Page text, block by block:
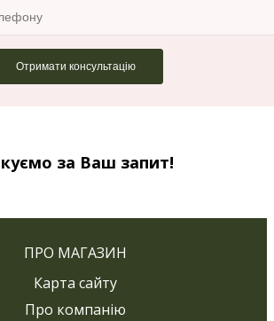
за Ваш запит!
ПРО МАГАЗИН
Карта сайту
Про компанію